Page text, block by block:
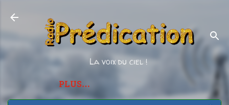
La voix du ciel !
PLUS…